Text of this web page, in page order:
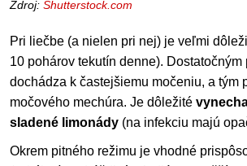
Zdroj: Shutterstock.com
Pri liečbe (a nielen pri nej) je veľmi
10 pohárov tekutín denne). Dostatočným
dochádza k častejšiemu močeniu, a tým
močového mechúra. Je dôležité
sladené limonády (na infekciu majú
Okrem pitného režimu je vhodné